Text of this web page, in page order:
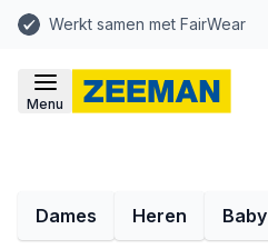
Werkt samen met FairWear
Menu
Dames Heren Baby